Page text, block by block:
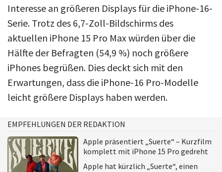
Interesse an größeren Displays für die iPhone-16-
Serie. Trotz des 6,7-Zoll-Bildschirms des
aktuellen iPhone 15 Pro Max würden über die
Hälfte der Befragten (54,9 %) noch größere
iPhones begrüßen. Dies deckt sich mit den
Erwartungen, dass die iPhone-16 Pro-Modelle
leicht größere Displays haben werden.
EMPFEHLUNGEN DER REDAKTION
Apple präsentiert „Suerte“ – Kurzfilm
komplett mit iPhone 15 Pro gedreht
Apple hat kürzlich „Suerte“, einen